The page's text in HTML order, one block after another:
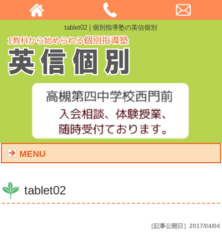
tablet02 | 個別指導塾の英信個別
MENU
tablet02
［記事公開日］2017/04/04